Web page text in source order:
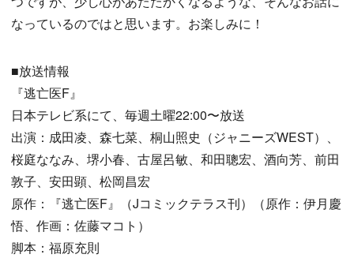
なっているのではと思います。お楽しみに！
■放送情報
『逃亡医F』
日本テレビ系にて、毎週土曜22:00〜放送
出演：成田凌、森七菜、桐山照史（ジャニーズWEST）、
桜庭ななみ、堺小春、古屋呂敏、和田聰宏、酒向芳、前田
敦子、安田顕、松岡昌宏
原作：『逃亡医F』（Jコミックテラス刊）（原作：伊月慶
悟、作画：佐藤マコト）
脚本：福原充則